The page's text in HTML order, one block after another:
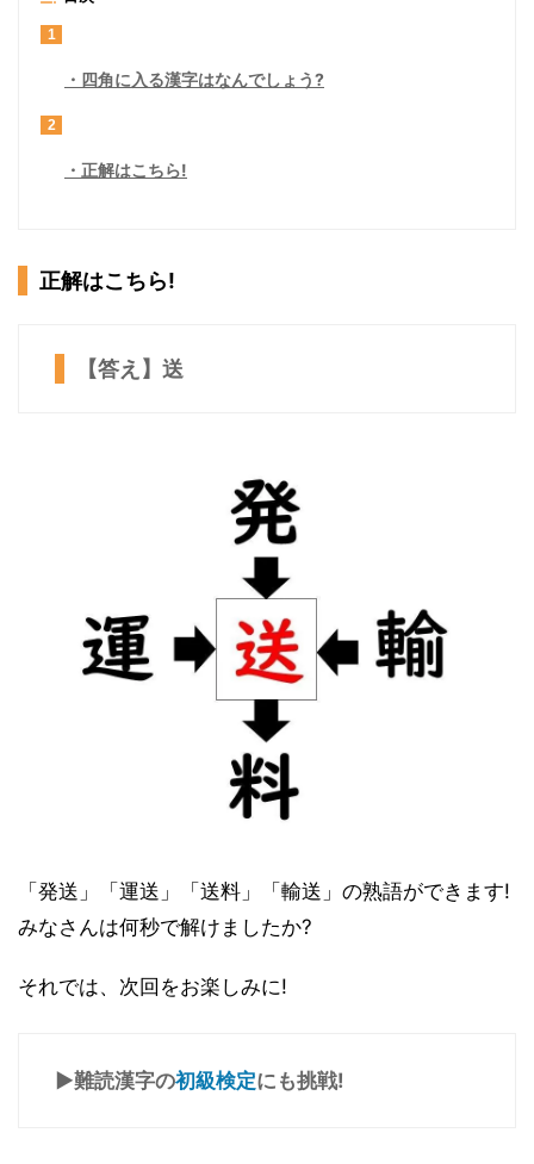
1
四角に入る漢字はなんでしょう?
2
正解はこちら!
正解はこちら!
【答え】送
「発送」「運送」「送料」「輸送」の熟語ができます!
みなさんは何秒で解けましたか?
それでは、次回をお楽しみに!
▶難読漢字の初級検定にも挑戦!